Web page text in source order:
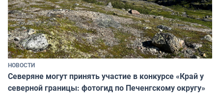
НОВОСТИ
Северяне могут принять участие в конкурсе «Край у
северной границы: фотогид по Печенгскому округу»